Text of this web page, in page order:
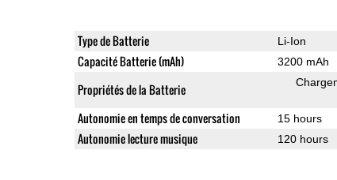
Type de Batterie Li-Ion
Capacité Batterie (mAh) 3200 mAh
Propriétés de la Batterie
Autonomie en temps de conversation 15 hours
Autonomie lecture musique 120 hours